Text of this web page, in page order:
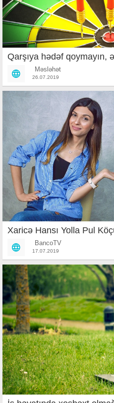
Qarşıya hədəf qoymayın,
Məsləhət
26.07.2019
BancoTV
17.07.2019